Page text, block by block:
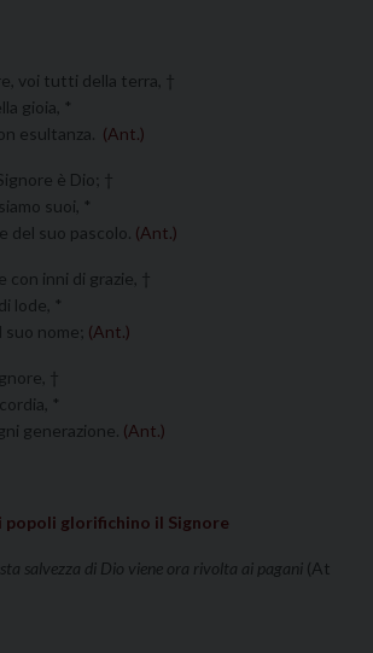
voi tutti della terra, †
gioia, *
esultanza. (Ant.)
è Dio; †
suoi, *
del suo pascolo. (Ant.)
con inni di grazie, †
lode, *
nome; (Ant.)
†
*
generazione. (Ant.)
glorifichino il Signore
salvezza di Dio viene ora rivolta ai pagani (At